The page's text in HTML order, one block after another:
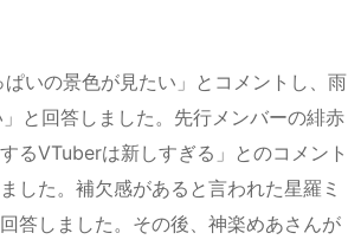
いの景色が見たい」とコメントし、雨
と回答しました。先行メンバーの緋赤
るVTuberは新しすぎる」とのコメント
した。補欠感があると言われた星羅ミ
答しました。その後、神楽めあさんが